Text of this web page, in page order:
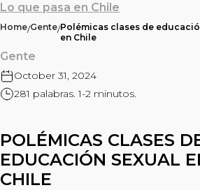
Lo que pasa en Chile
Home/Gente/Polémicas clases de
en Chile
Gente
October 31, 2024
281 palabras. 1-2 minutos.
POLÉMICAS CLASES
EDUCACIÓN SEXUAL
CHILE